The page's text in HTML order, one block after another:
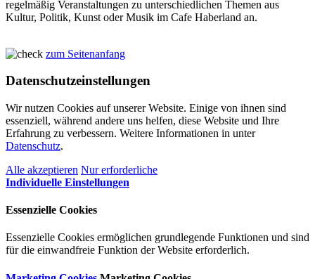
regelmäßig Veranstaltungen zu unterschiedlichen Themen aus
Kultur, Politik, Kunst oder Musik im Cafe Haberland an.
zum Seitenanfang
Datenschutzeinstellungen
Wir nutzen Cookies auf unserer Website. Einige von ihnen sind
essenziell, während andere uns helfen, diese Website und Ihre
Erfahrung zu verbessern. Weitere Informationen in unter
Datenschutz.
Alle akzeptieren Nur erforderliche
Individuelle Einstellungen
Essenzielle Cookies
Essenzielle Cookies ermöglichen grundlegende Funktionen und sind
für die einwandfreie Funktion der Website erforderlich.